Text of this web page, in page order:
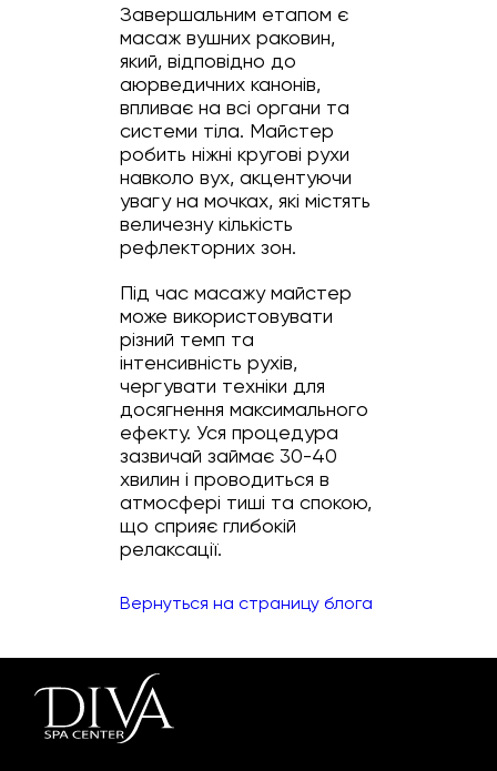
Завершальним етапом є
масаж вушних раковин,
який, відповідно до
аюрведичних канонів,
впливає на всі органи та
системи тіла. Майстер
робить ніжні кругові рухи
навколо вух, акцентуючи
увагу на мочках, які містять
величезну кількість
рефлекторних зон.
Під час масажу майстер
може використовувати
різний темп та
інтенсивність рухів,
чергувати техніки для
досягнення максимального
ефекту. Уся процедура
зазвичай займає 30-40
хвилин і проводиться в
атмосфері тиші та спокою,
що сприяє глибокій
релаксації.
Вернуться на страницу блога